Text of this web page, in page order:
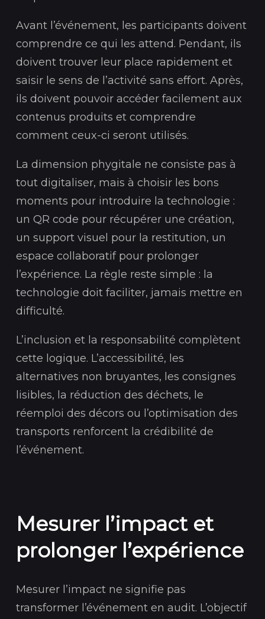
Avant l’événement, les participants doivent
comprendre ce qui les attend. Pendant, ils
doivent trouver leur place rapidement et
saisir le sens de l’activité sans effort. Après,
ils doivent pouvoir accéder facilement aux
contenus produits et comprendre
comment ceux-ci seront utilisés.
La dimension phygitale ne consiste pas à
tout digitaliser, mais à choisir les bons
moments pour introduire la technologie :
un QR code pour récupérer une création,
un support visuel pour la restitution, un
espace collaboratif pour prolonger
l’expérience. La règle reste simple : la
technologie doit faciliter, jamais mettre en
difficulté.
L’inclusion et la responsabilité complètent
cette logique. L’accessibilité, les
alternatives non bruyantes, les consignes
lisibles, la réduction des déchets, le
réemploi des décors ou l’optimisation des
transports renforcent la crédibilité de
l’événement.
Mesurer l’impact et
prolonger l’expérience
Mesurer l’impact ne signifie pas
transformer l’événement en audit. L’objectif